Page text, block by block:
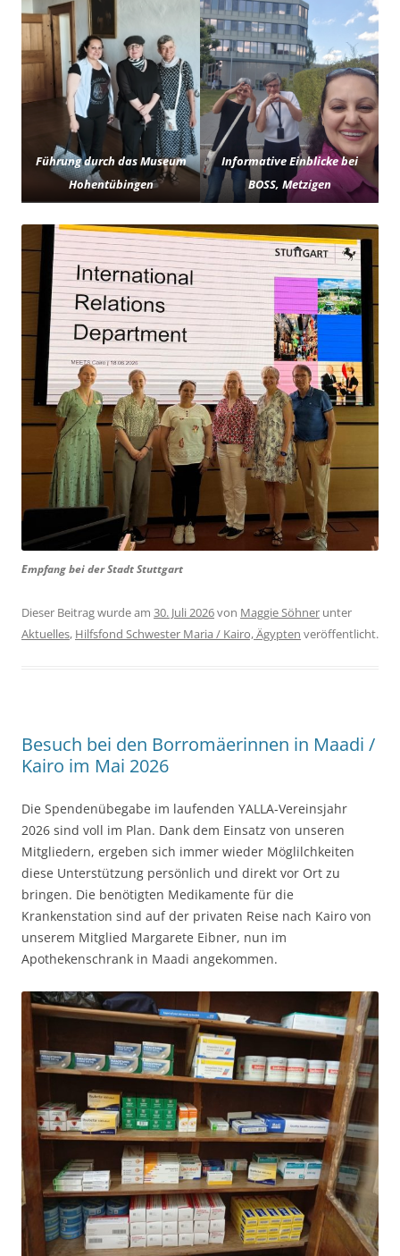
Führung durch das Museum
Hohentübingen
Informative Einblicke bei
BOSS, Metzigen
Empfang bei der Stadt Stuttgart
Dieser Beitrag wurde am 30. Juli 2026von Maggie Söhner unter
Aktuelles, Hilfsfond Schwester Maria / Kairo, Ägypten veröffentlicht.
Besuch bei den Borromäerinnen in Maadi /
Kairo im Mai 2026
Die Spendenübegabe im laufenden YALLA-Vereinsjahr
2026 sind voll im Plan. Dank dem Einsatz von unseren
Mitgliedern, ergeben sich immer wieder Möglilchkeiten
diese Unterstützung persönlich und direkt vor Ort zu
bringen. Die benötigten Medikamente für die
Krankenstation sind auf der privaten Reise nach Kairo von
unserem Mitglied Margarete Eibner, nun im
Apothekenschrank in Maadi angekommen.